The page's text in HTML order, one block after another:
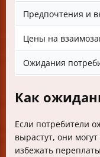
Предпочтения и
Цены на
Ожидания
Как
Если потребители
вырастут, они
избежать